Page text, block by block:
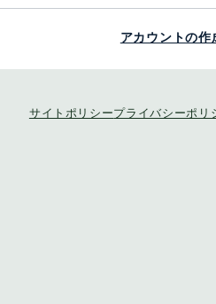
アカウントの作
サイトポリシープライバシーポリ